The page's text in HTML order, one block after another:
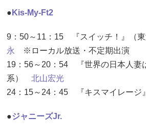
● Kis-My-Ft2
9：50～11：15 『スイッチ！』（
永
※ローカル放送・不定期出演
19：56～20：54 『世界の日本人妻
系） 北山宏光
24：15～24：45 『キスマイレージ
●ジャニーズJr.